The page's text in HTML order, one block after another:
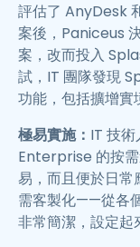
評估了 AnyDesk
案後，Paniceus
案，改而投入
試，IT 團隊發現
功能，包括擴增實
極易實施： IT 技
Enterprise 的按
易，而且便於日
需客製化——從各
非常簡潔，設定起